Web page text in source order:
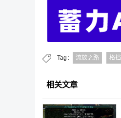
Tag： 流放之路 格挡
相关文章